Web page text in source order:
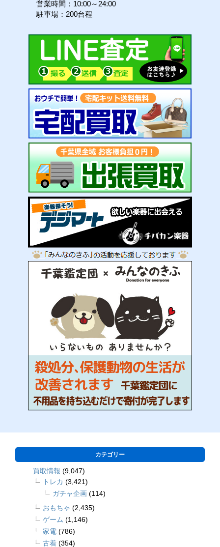
営業時間：10:00～24:00
駐車場：200台程
カテゴリー
買取情報 (9,047)
トレカ (3,421)
ガチャ企画 (114)
おもちゃ (2,435)
ゲーム (1,146)
家電 (786)
古着 (354)